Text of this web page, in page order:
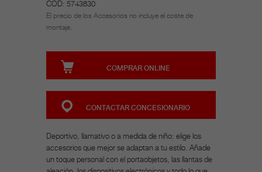
COD: 5743830
El precio de los Accesorios no incluye el coste de
montaje.
COMPRAR ONLINE
CONTACTAR CONCESIONARIO
Deportivo, llamativo o a medida de niño: elige los
accesorios que mejor se adaptan a tu estilo. Añade
un toque personal con el portaobjetos, las llantas de